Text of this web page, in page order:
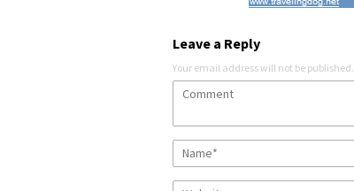
Leave a Reply
Your email address will not be published.